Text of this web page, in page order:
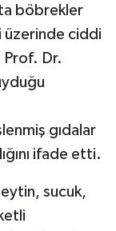
böbrekler
üzerinde ciddi
Prof. Dr.
gıdalar
ifade etti.
sucuk,